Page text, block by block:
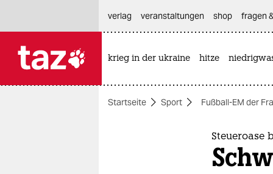
themen
verlag
veranstaltungen shop fragen
krieg in der ukraine hitze
Startseite Sport Fußball-EM der
Steueroase